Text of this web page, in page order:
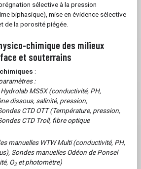
sélective à la pression
biphasique), mise en évidence sélective
de la porosité piégée.
chimique des milieux
et souterrains
:
:
MS5X (conductivité, PH,
dissous, salinité, pression,
CTD OTT (Température, pression,
CTD Troll, fibre optique
manuelles WTW Multi (conductivité, PH,
Sondes manuelles Odéon de Ponsel
O2et photomètre)